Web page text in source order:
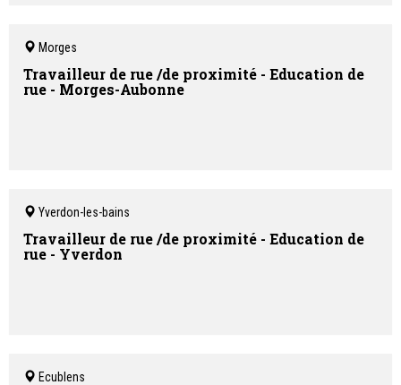
Morges
Travailleur de rue /de proximité - Education de
rue - Morges-Aubonne
Yverdon-les-bains
Travailleur de rue /de proximité - Education de
rue - Yverdon
Ecublens